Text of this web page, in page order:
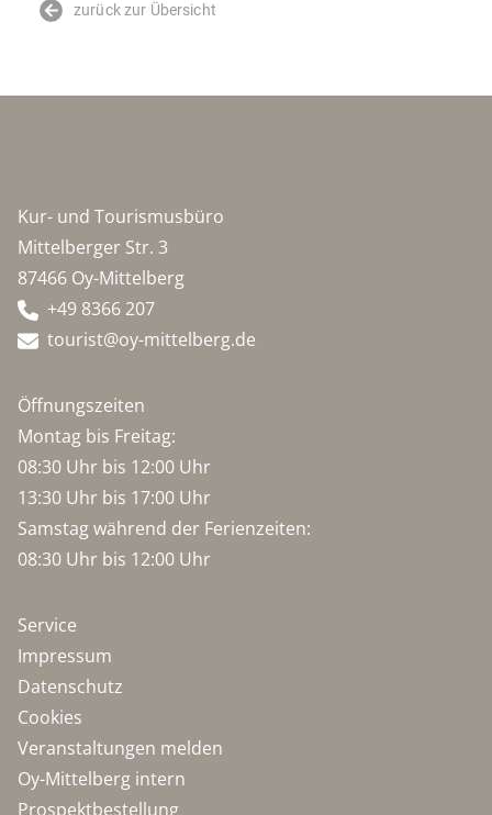
zurück zur Übersicht
Kur- und Tourismusbüro
Mittelberger Str. 3
87466 Oy-Mittelberg
+49 8366 207
tourist@oy-mittelberg.de
Öffnungszeiten
Montag bis Freitag:
08:30 Uhr bis 12:00 Uhr
13:30 Uhr bis 17:00 Uhr
Samstag während der Ferienzeiten:
08:30 Uhr bis 12:00 Uhr
Service
Impressum
Datenschutz
Cookies
Veranstaltungen melden
Oy-Mittelberg intern
Prospektbestellung